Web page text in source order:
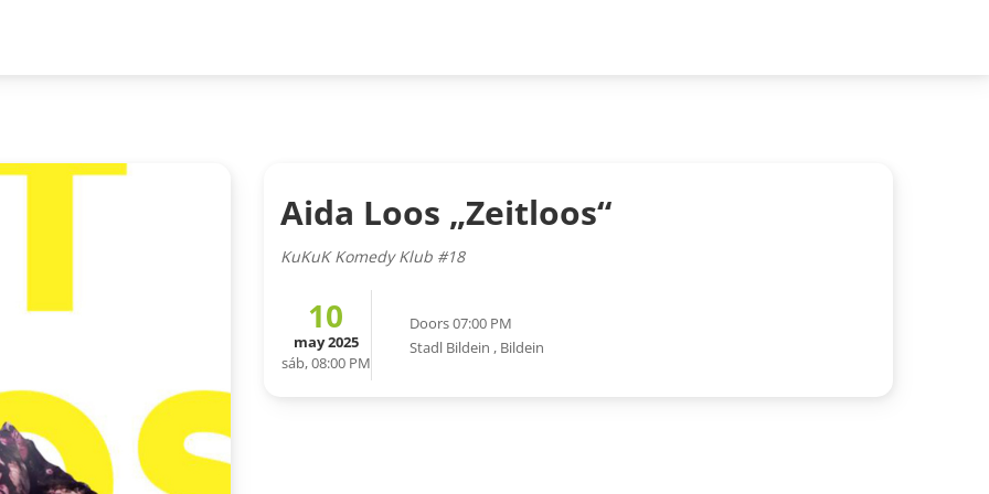
Aida Loos „Zeitloos“
KuKuK Komedy Klub #18
10
may 2025
sáb, 08:00 PM
Doors 07:00 PM
Stadl Bildein , Bildein